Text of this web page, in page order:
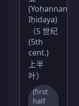
(Yoḥannan
Iḥidaya)
（5 世纪
(5th
cent.)
上半
叶）
(first
half